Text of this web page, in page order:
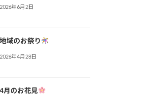
2026年6月2日
地域のお祭り
2026年4月28日
4月のお花見